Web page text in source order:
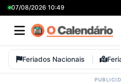
07/08/2026 10:49
Feriados Nacionais